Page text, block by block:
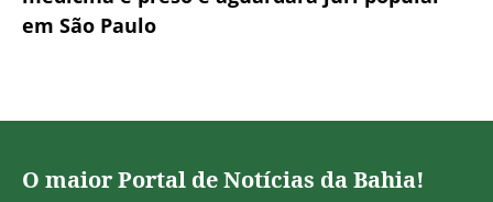
em São Paulo
O maior Portal de Notícias da Bahia!